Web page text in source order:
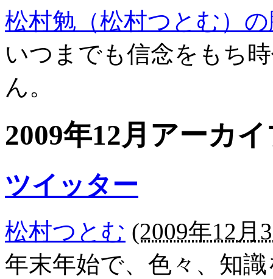
松村勉（松村つとむ）
いつまでも信念をもち
ん。
2009年12月アーカ
ツイッター
松村つとむ (2009年12月
年末年始で、色々、知